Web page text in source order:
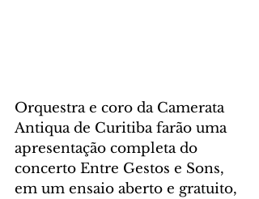
Orquestra e coro da Camerata
Antiqua de Curitiba farão uma
apresentação completa do
concerto Entre Gestos e Sons,
em um ensaio aberto e gratuito,